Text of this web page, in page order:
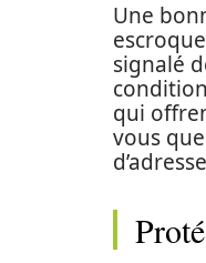
Une
signalé
qui
vous